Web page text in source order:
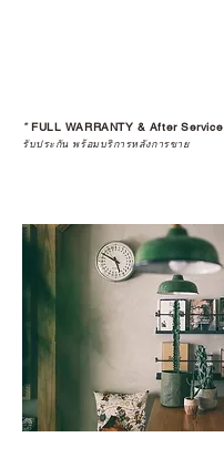
*FULL WARRANTY & After Service
รับประกัน พร้อมบริการหลังการขาย